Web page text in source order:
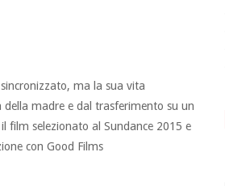
ma la sua vita
della madre e dal trasferimento su un
film selezionato al Sundance 2015 e
con Good Films